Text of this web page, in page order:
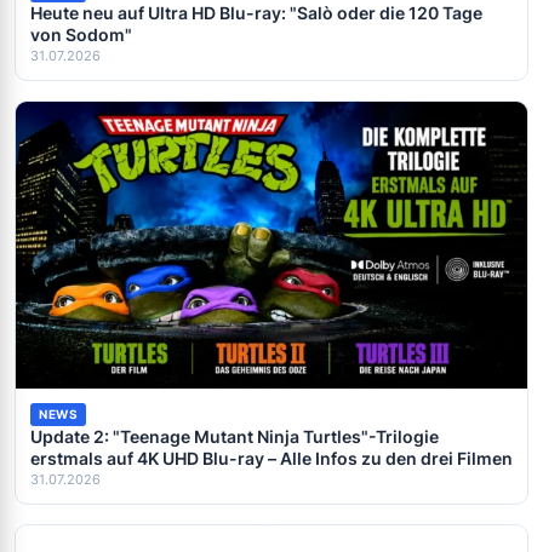
Heute neu auf Ultra HD Blu-ray: "Salò oder die 120 Tage
von Sodom"
31.07.2026
NEWS
Update 2: "Teenage Mutant Ninja Turtles"-Trilogie
erstmals auf 4K UHD Blu-ray – Alle Infos zu den drei Filmen
31.07.2026